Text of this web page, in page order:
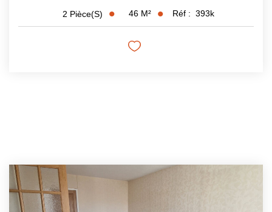
2 Pièce(s) 46 M² Réf : 393k